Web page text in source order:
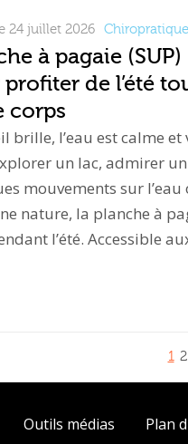
24 juillet 2026 Chiropratique
à pagaie
de l’été
corps
brille, l’eau est calme
un lac, admirer
mouvements sur
nature, la planche à
l’été. Accessible
1 2
Outils médias Plan